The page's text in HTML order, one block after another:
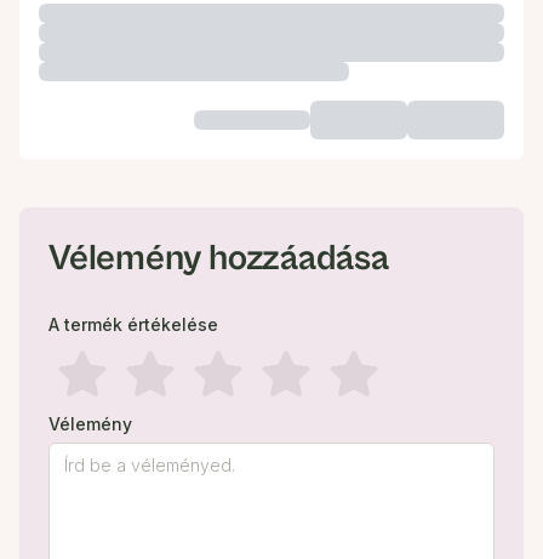
Vélemény hozzáadása
A termék értékelése
Vélemény